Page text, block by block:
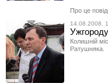
Про це
14.08.2008,
Колишній
Ратушняка.